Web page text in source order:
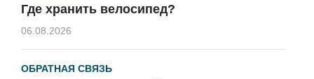
Где хранить велосипед?
06.08.2026
ОБРАТНАЯ СВЯЗЬ